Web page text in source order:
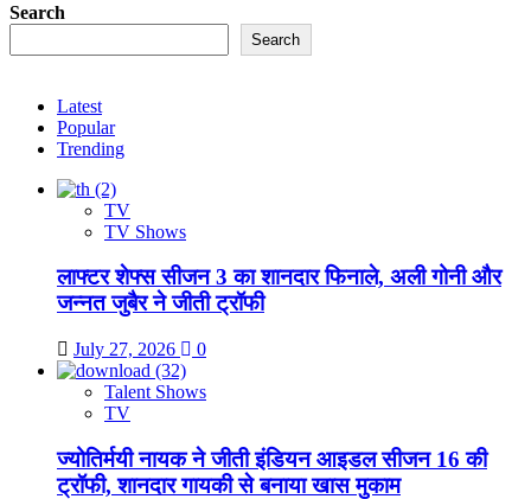
Search
Search
Latest
Popular
Trending
TV
TV Shows
लाफ्टर शेफ्स सीजन 3 का शानदार फिनाले, अली गोनी और
जन्नत जुबैर ने जीती ट्रॉफी
July 27, 2026 0
Talent Shows
TV
ज्योतिर्मयी नायक ने जीती इंडियन आइडल सीजन 16 की
ट्रॉफी, शानदार गायकी से बनाया खास मुकाम